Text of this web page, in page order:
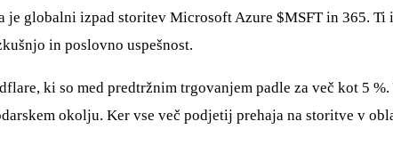
je globalni izpad storitev Microsoft Azure $MSFTin 365. Ti
in poslovno uspešnost.
ki so med predtržnim trgovanjem padle za več kot 5
okolju. Ker vse več podjetij prehaja na storitve v